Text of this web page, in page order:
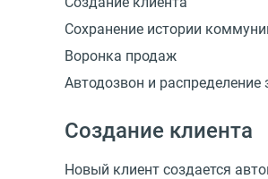
Сохранение истории
Воронка продаж
Автодозвон и распределение
Создание клиента
Новый клиент создается